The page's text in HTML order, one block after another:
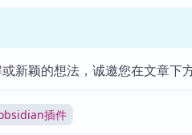
新颖的想法，诚邀您在文章下
插件